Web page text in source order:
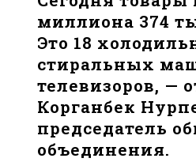
миллиона 374
Это 18
стиральных
телевизоров, —
Корганбек
председатель
объединения.